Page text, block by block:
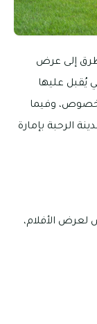
إلى عرض
يُقبل عليها
وفيما
الرحبة بإمارة
لعرض الأفلام،